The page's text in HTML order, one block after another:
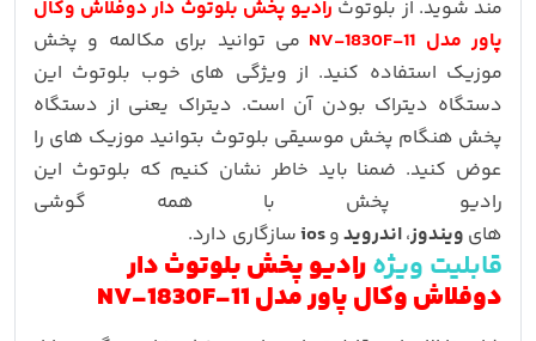
مند شوید. از بلوتوث رادیو پخش بلوتوث دار دوفلاش وکال
پاور مدل NV-1830F-11
می توانید برای مکالمه و پخش
موزیک استفاده کنید. از ویژگی های خوب بلوتوث این
دستگاه دیتراک بودن آن است. دیتراک یعنی از دستگاه
پخش هنگام پخش موسیقی بلوتوث بتوانید موزیک های را
عوض کنید. ضمنا باید خاطر نشان کنیم که بلوتوث این
رادیو پخش با همه گوشی
های ویندوز،اندرویدوiosسازگاری دارد.
قابلیت ویژهرادیو پخش بلوتوث دار
دوفلاش وکال پاور مدل NV-1830F-11